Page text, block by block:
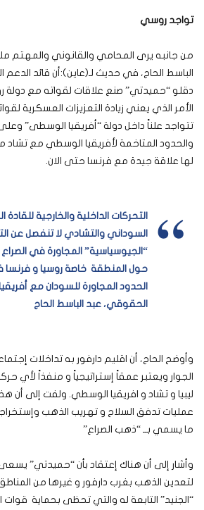
تواجد روسي
من جانبه يرى المحامي والقانوني والمهتم
الباسط الحاج، في حديث لـ(عاين):أن قائد
دقلو “حميدتي” صنع علاقات لقواته مع دولة
الأمر الذي يعني زيادة التعزيزات العسكرية
تتواجد علناً داخل دولة “أفريقيا الوسطى”
والحدود المتاخمة لأفريقيا الوسطي مع تشاد
لها علاقة جيدة مع فرنسا حتى الان.
التحركات الداخلية والخارجية
السوداني والتشادي لا تنفصل عن
“الجيوسياسية” المجاورة في
حول المنطقة خاصة روسيا و فرنسا
الحدود المجاورة للسودان مع
الحقوقي، عبد الباسط الحاج
وأوضح الحاج، أن اقليم دارفور به تداخلات
الجوار ويعتبر عمقاً إستراتيجياً و منفذاً
ليبيا و تشاد و افريقيا الوسطي. ولفت إلى أن
عمليات تدفق السلاح و تهريب الذهب
ما يسمي بــ “ذهب الصراع”
وأشار إلى أن هناك إعتقاد بأن “حميدتي”
لتعدين الذهب بغرب دارفور و غيرها من
“الجنيد” التابعة له والتي تحظى بحماية قوات